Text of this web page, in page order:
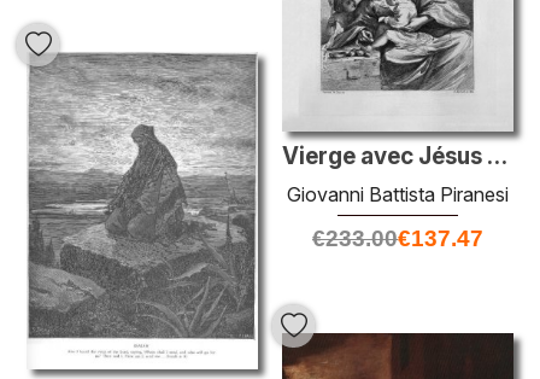
Vierge avec Jésus et Jean le baptiste
Giovanni Battista Piranesi
€233.00€137.47